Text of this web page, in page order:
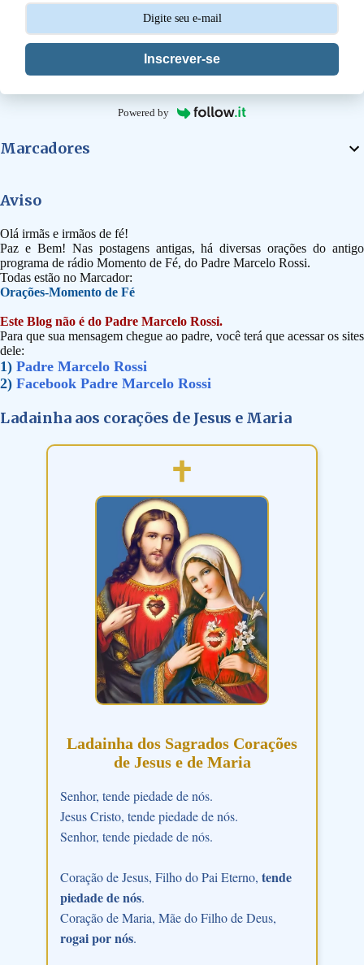
s
Inscrever-se
Powered by
Marcadores
Aviso
Olá irmãs e irmãos de fé!
Paz e Bem! Nas postagens antigas, há diversas orações do antigo
programa de rádio Momento de Fé, do Padre Marcelo Rossi.
Todas estão no Marcador:
Orações-Momento de Fé
Este Blog não é do Padre Marcelo Rossi.
Para que sua mensagem chegue ao padre, você terá que acessar os sites
dele:
1) Padre Marcelo Rossi
2) Facebook Padre Marcelo Rossi
Ladainha aos corações de Jesus e Maria
Ladainha dos Sagrados Corações
de Jesus e de Maria
Senhor, tende piedade de nós.
Jesus Cristo, tende piedade de nós.
Senhor, tende piedade de nós.
Coração de Jesus, Filho do Pai Eterno, tende
piedade de nós.
Coração de Maria, Mãe do Filho de Deus,
rogai por nós.